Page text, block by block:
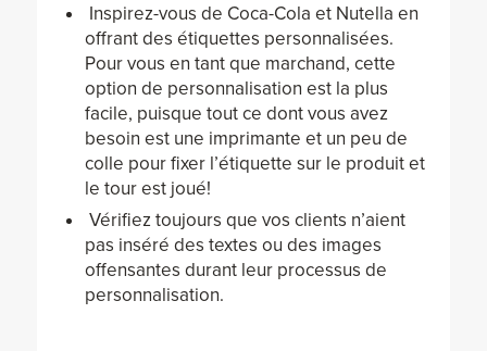
Inspirez-vous de Coca-Cola et Nutella en
offrant des étiquettes personnalisées.
Pour vous en tant que marchand, cette
option de personnalisation est la plus
facile, puisque tout ce dont vous avez
besoin est une imprimante et un peu de
colle pour fixer l’étiquette sur le produit et
le tour est joué!
Vérifiez toujours que vos clients n’aient
pas inséré des textes ou des images
offensantes durant leur processus de
personnalisation.